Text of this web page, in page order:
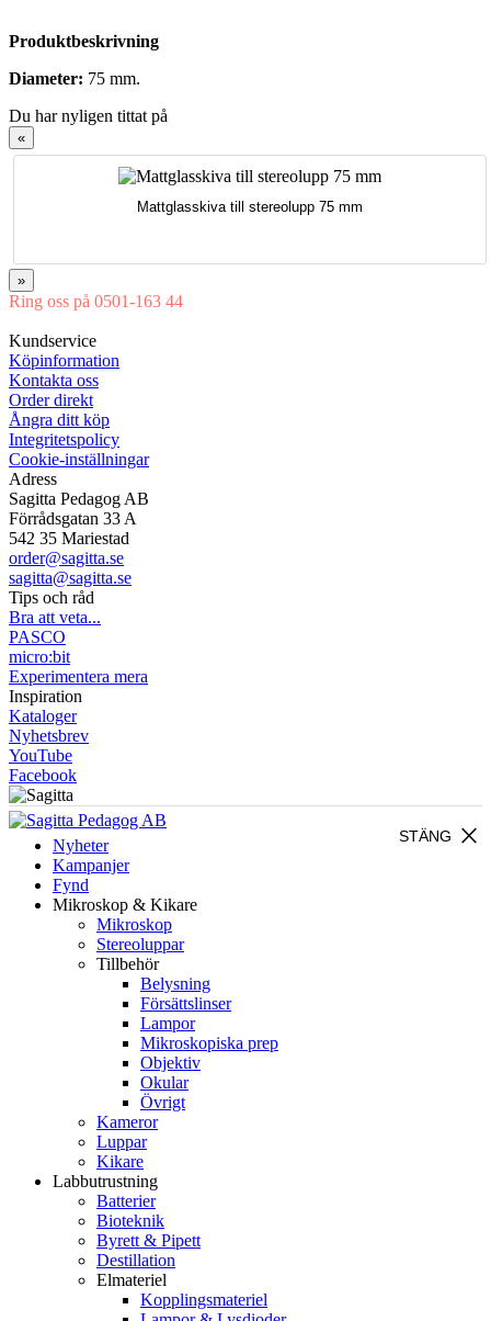
Produktbeskrivning
Diameter: 75 mm.
Du har nyligen tittat på
«
Mattglasskiva till stereolupp 75 mm
»
Ring oss på 0501-163 44
Kundservice
Köpinformation
Kontakta oss
Order direkt
Ångra ditt köp
Integritetspolicy
Cookie-inställningar
Adress
Sagitta Pedagog AB
Förrådsgatan 33 A
542 35 Mariestad
order@sagitta.se
sagitta@sagitta.se
Tips och råd
Bra att veta...
PASCO
micro:bit
Experimentera mera
Inspiration
Kataloger
Nyhetsbrev
YouTube
Facebook
close
STÄNG
Nyheter
Kampanjer
Fynd
Mikroskop & Kikare
Mikroskop
Stereoluppar
Tillbehör
Belysning
Försättslinser
Lampor
Mikroskopiska prep
Objektiv
Okular
Övrigt
Kameror
Luppar
Kikare
Labbutrustning
Batterier
Bioteknik
Byrett & Pipett
Destillation
Elmateriel
Kopplingsmateriel